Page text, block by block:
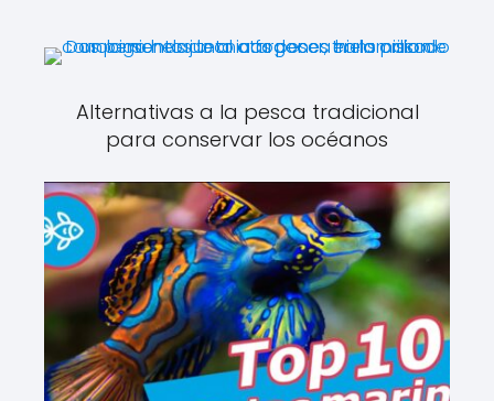
Alternativas a la pesca tradicional
para conservar los océanos